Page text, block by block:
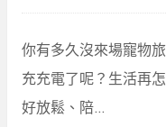
你有多久沒來場寵物
充充電了呢？生活再
好放鬆、陪…